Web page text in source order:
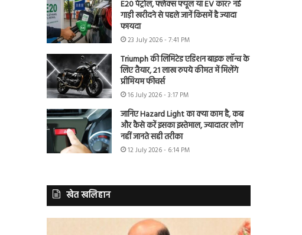
E20 पेट्रोल, फ्लेक्स फ्यूल या EV कार? नई
गाड़ी खरीदने से पहले जानें किसमें है ज्यादा
फायदा
23 July 2026 - 7:41 PM
Triumph की लिमिटेड एडिशन बाइक लॉन्च के
लिए तैयार, 21 लाख रुपये कीमत में मिलेंगे
प्रीमियम फीचर्स
16 July 2026 - 3:17 PM
जानिए Hazard Light का क्या काम है, कब
और कैसे करें इसका इस्तेमाल, ज्यादातर लोग
नहीं जानते सही तरीका
12 July 2026 - 6:14 PM
खेत खलिहान